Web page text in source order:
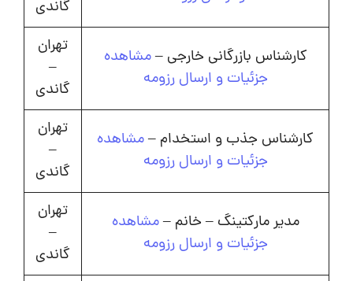
گاندی
کارشناس بازرگانی خارجی –مشاهده
جزئیات و ارسال رزومه
تهران
–
گاندی
کارشناس جذب و استخدام –مشاهده
جزئیات و ارسال رزومه
تهران
–
گاندی
مدیر مارکتینگ – خانم –مشاهده
جزئیات و ارسال رزومه
تهران
–
گاندی